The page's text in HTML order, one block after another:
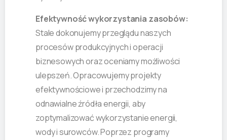
Efektywność wykorzystania zasobów:
Stale dokonujemy przeglądu naszych
procesów produkcyjnych i operacji
biznesowych oraz oceniamy możliwości
ulepszeń. Opracowujemy projekty
efektywnościowe i przechodzimy na
odnawialne źródła energii, aby
zoptymalizować wykorzystanie energii,
wody i surowców. Poprzez programy